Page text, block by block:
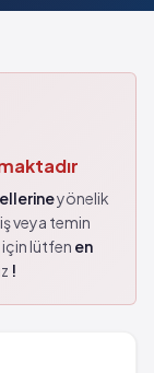
yönelik
veya temin
için lütfen en
!